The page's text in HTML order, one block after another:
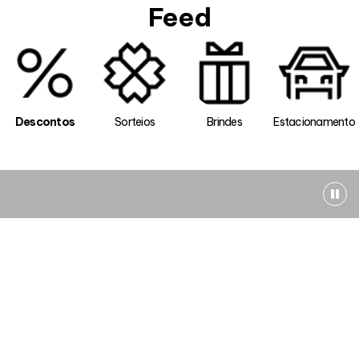
Feed
Descontos Sorteios Brindes Estacionamento